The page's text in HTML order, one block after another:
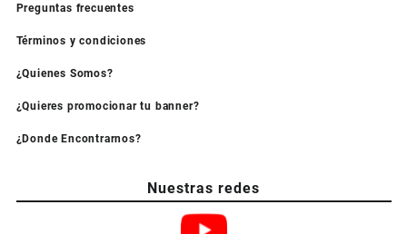
Preguntas frecuentes
Términos y condiciones
¿Quienes Somos?
¿Quieres promocionar tu banner?
¿Donde Encontrarnos?
Nuestras redes